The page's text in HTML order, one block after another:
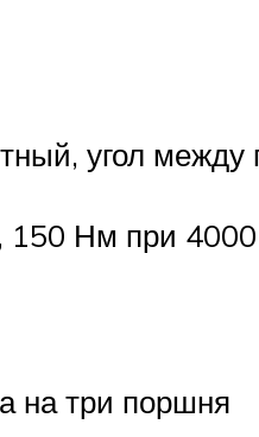
угол
Нм при
на три поршня